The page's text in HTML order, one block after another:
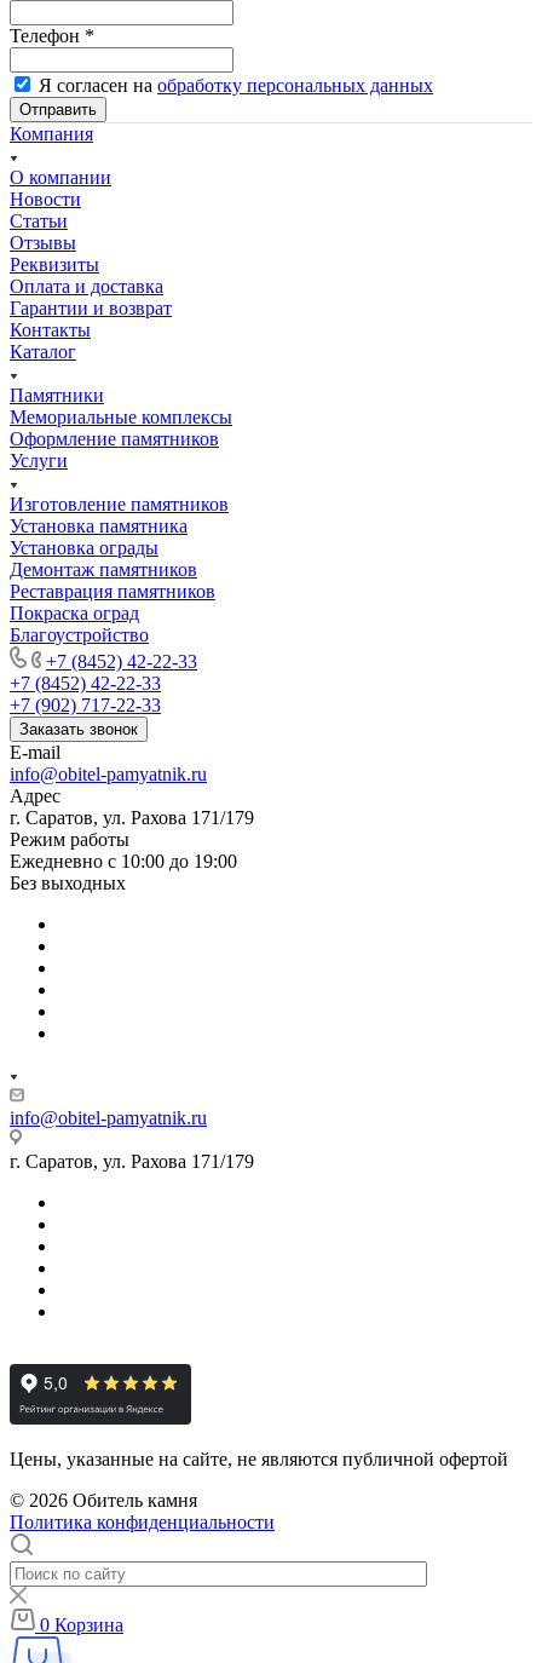
Телефон *
Я согласен на обработку персональных данных
Отправить
Компания
О компании
Новости
Статьи
Отзывы
Реквизиты
Оплата и доставка
Гарантии и возврат
Контакты
Каталог
Памятники
Мемориальные комплексы
Оформление памятников
Услуги
Изготовление памятников
Установка памятника
Установка ограды
Демонтаж памятников
Реставрация памятников
Покраска оград
Благоустройство
+7 (8452) 42-22-33
+7 (8452) 42-22-33
+7 (902) 717-22-33
Заказать звонок
E-mail
info@obitel-pamyatnik.ru
Адрес
г. Саратов, ул. Рахова 171/179
Режим работы
Ежедневно с 10:00 до 19:00
Без выходных
info@obitel-pamyatnik.ru
г. Саратов, ул. Рахова 171/179
Цены, указанные на сайте, не являются публичной офертой
© 2026 Обитель камня
Политика конфиденциальности
0 Корзина